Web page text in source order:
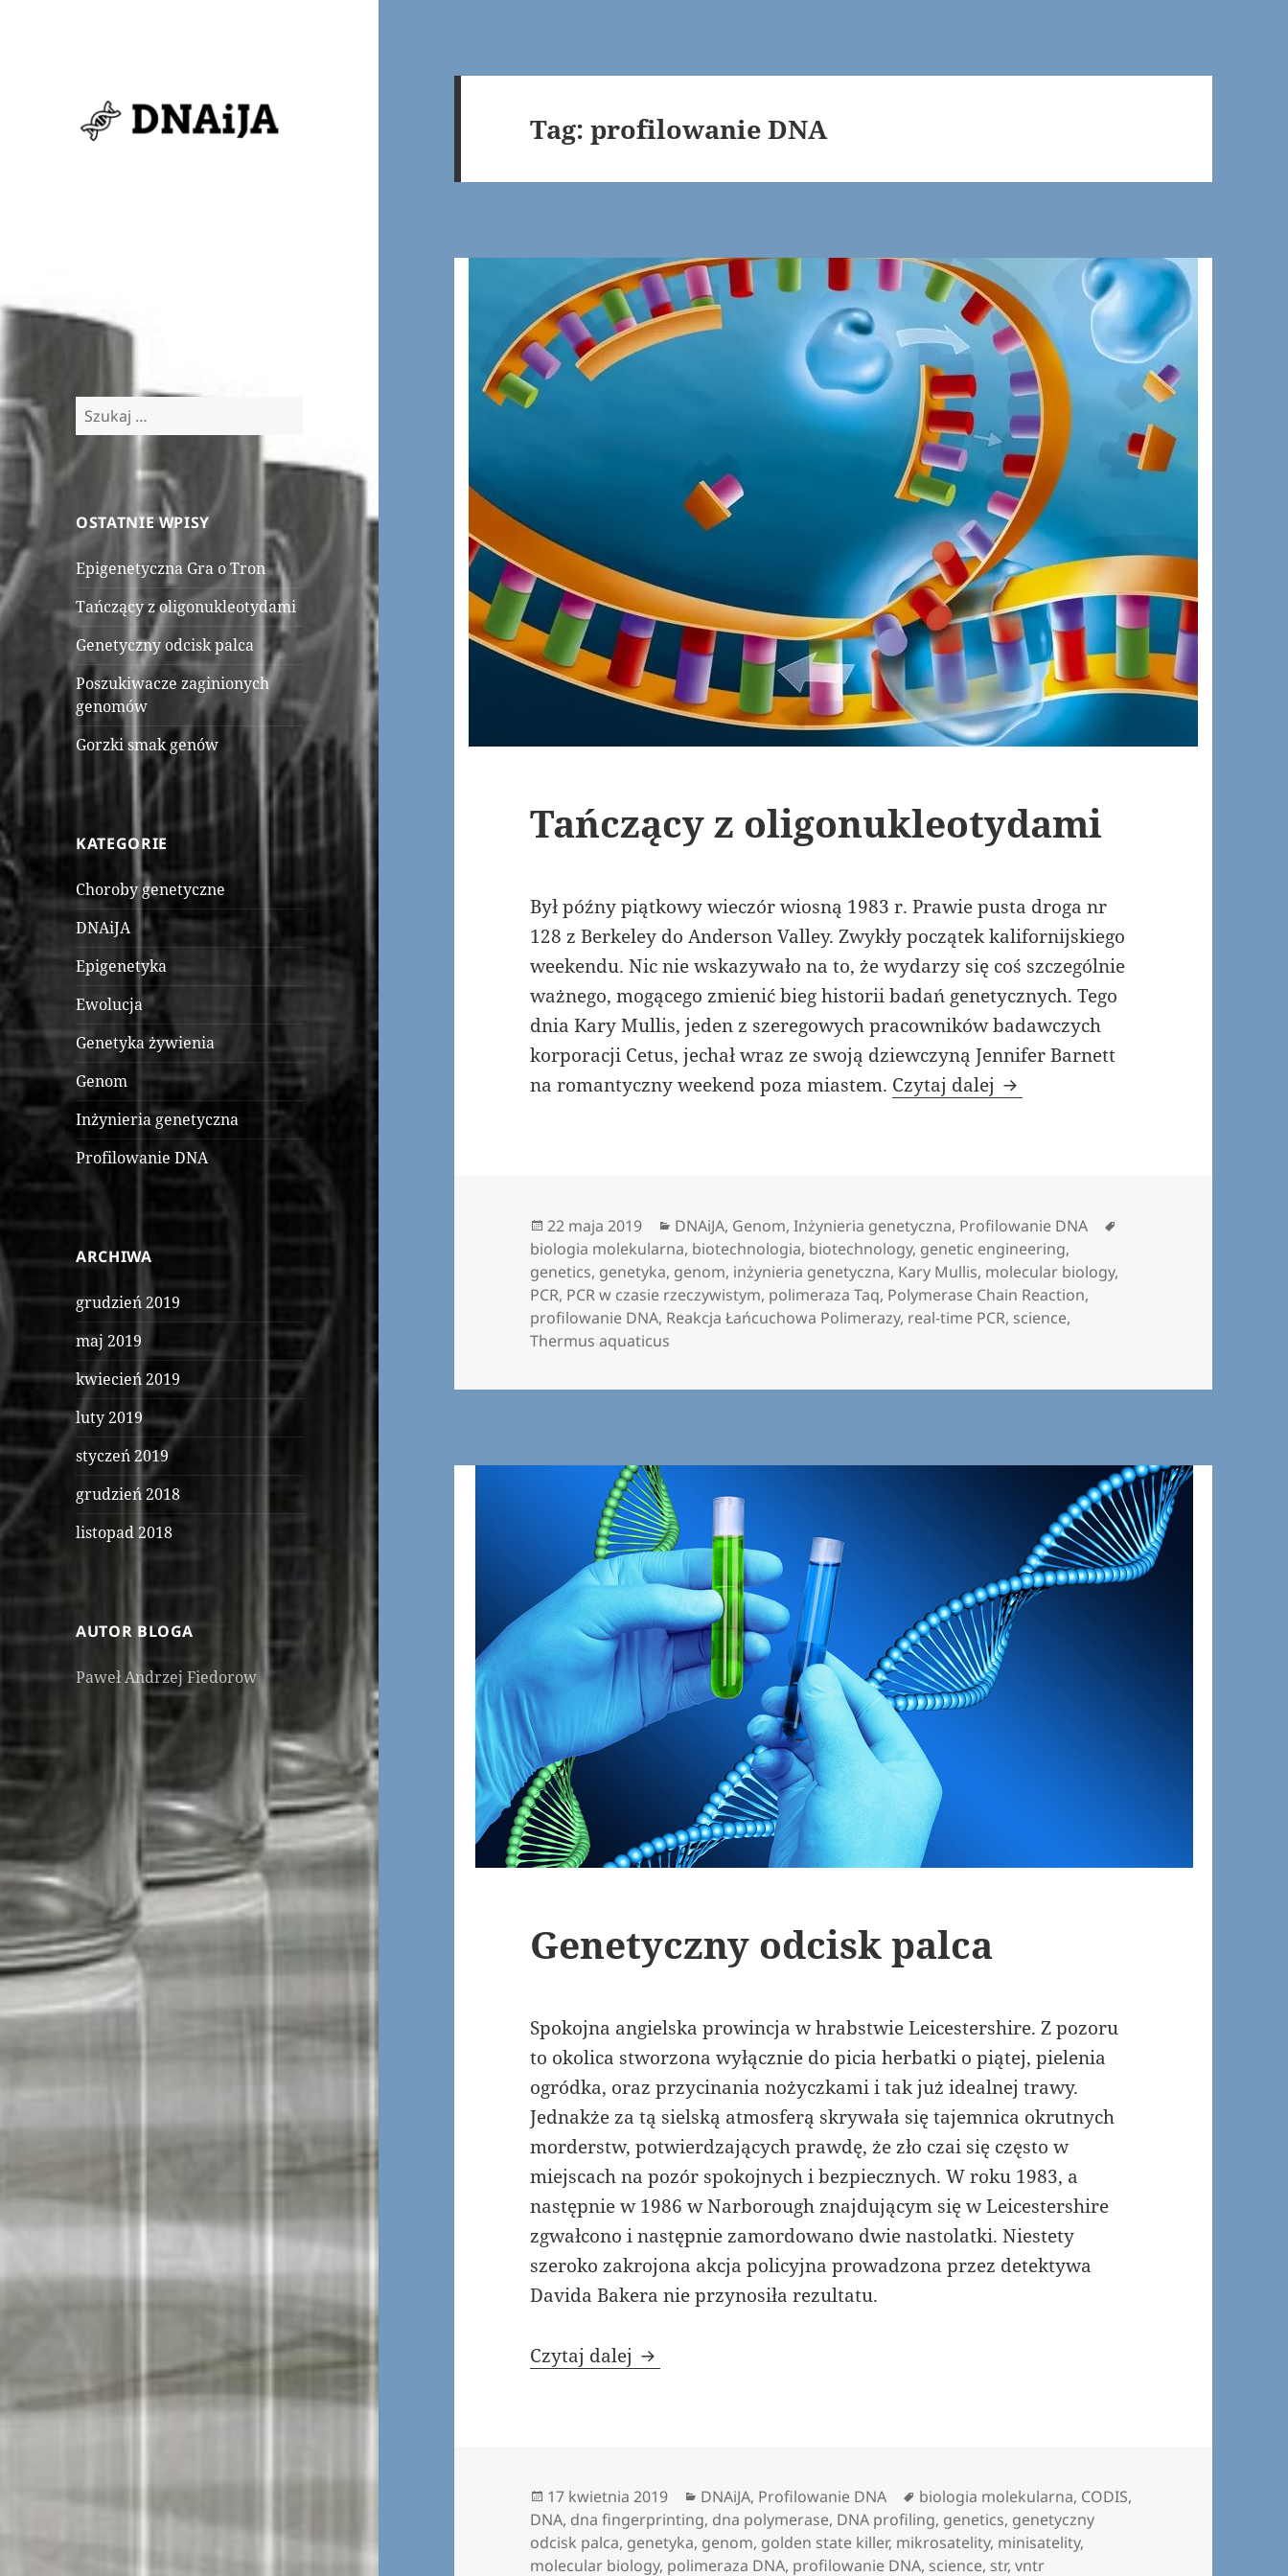
biotechnologii i bioinformatyki
Szukaj:
OSTATNIE WPISY
Epigenetyczna Gra o Tron
Tańczący z oligonukleotydami
Genetyczny odcisk palca
Poszukiwacze zaginionych
genomów
Gorzki smak genów
KATEGORIE
Choroby genetyczne
DNAiJA
Epigenetyka
Ewolucja
Genetyka żywienia
Genom
Inżynieria genetyczna
Profilowanie DNA
ARCHIWA
grudzień 2019
maj 2019
kwiecień 2019
luty 2019
styczeń 2019
grudzień 2018
listopad 2018
AUTOR BLOGA
Paweł Andrzej Fiedorow
Tag:profilowanie DNA
Tańczący z oligonukleotydami
Był późny piątkowy wieczór wiosną 1983 r. Prawie pusta droga nr
128 z Berkeley do Anderson Valley. Zwykły początek kalifornijskiego
weekendu. Nic nie wskazywało na to, że wydarzy się coś szczególnie
ważnego, mogącego zmienić bieg historii badań genetycznych. Tego
dnia Kary Mullis, jeden z szeregowych pracowników badawczych
korporacji Cetus, jechał wraz ze swoją dziewczyną Jennifer Barnett
na romantyczny weekend poza miastem. Czytaj dalej Tańczący z oligonukleotydami
Data
publikacji
22 maja 2019 Kategorie
DNAiJA, Genom,Inżynieria genetyczna, Profilowanie DNA
biologia molekularna, biotechnologia, biotechnology, genetic engineering,
genetics, genetyka, genom, inżynieria genetyczna, Kary Mullis, molecular biology,
PCR, PCR w czasie rzeczywistym, polimeraza Taq, Polymerase Chain Reaction,
profilowanie DNA, Reakcja Łańcuchowa Polimerazy, real-time PCR, science,
Thermus aquaticus
Genetyczny odcisk palca
Spokojna angielska prowincja w hrabstwie Leicestershire. Z pozoru
to okolica stworzona wyłącznie do picia herbatki o piątej, pielenia
ogródka, oraz przycinania nożyczkami i tak już idealnej trawy.
Jednakże za tą sielską atmosferą skrywała się tajemnica okrutnych
morderstw, potwierdzających prawdę, że zło czai się często w
miejscach na pozór spokojnych i bezpiecznych. W roku 1983, a
następnie w 1986 w Narborough znajdującym się w Leicestershire
zgwałcono i następnie zamordowano dwie nastolatki. Niestety
szeroko zakrojona akcja policyjna prowadzona przez detektywa
Davida Bakera nie przynosiła rezultatu.
Czytaj dalej Genetyczny odcisk palca
Data
publikacji
17 kwietnia 2019 Kategorie
DNAiJA, Profilowanie DNA Tagi
biologia molekularna, CODIS,
DNA, dna fingerprinting, dna polymerase, DNA profiling, genetics, genetyczny
odcisk palca, genetyka, genom, golden state killer, mikrosatelity, minisatelity,
molecular biology, polimeraza DNA, profilowanie DNA, science, str,vntr